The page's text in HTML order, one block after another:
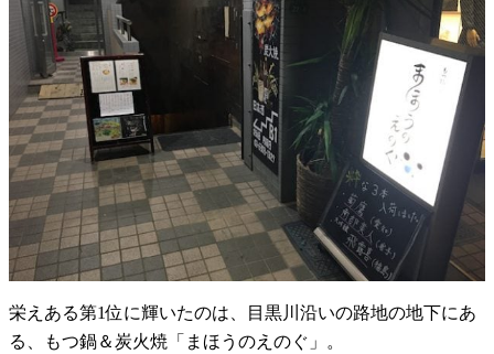
栄えある第1位に輝いたのは、目黒川沿いの路地の地下にあ
る、もつ鍋＆炭火焼「まほうのえのぐ」。